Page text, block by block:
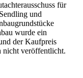
für
und
wurde ein
der Kaufpreis
nicht veröffentlicht.